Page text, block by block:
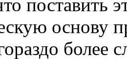
поставить
основу
более